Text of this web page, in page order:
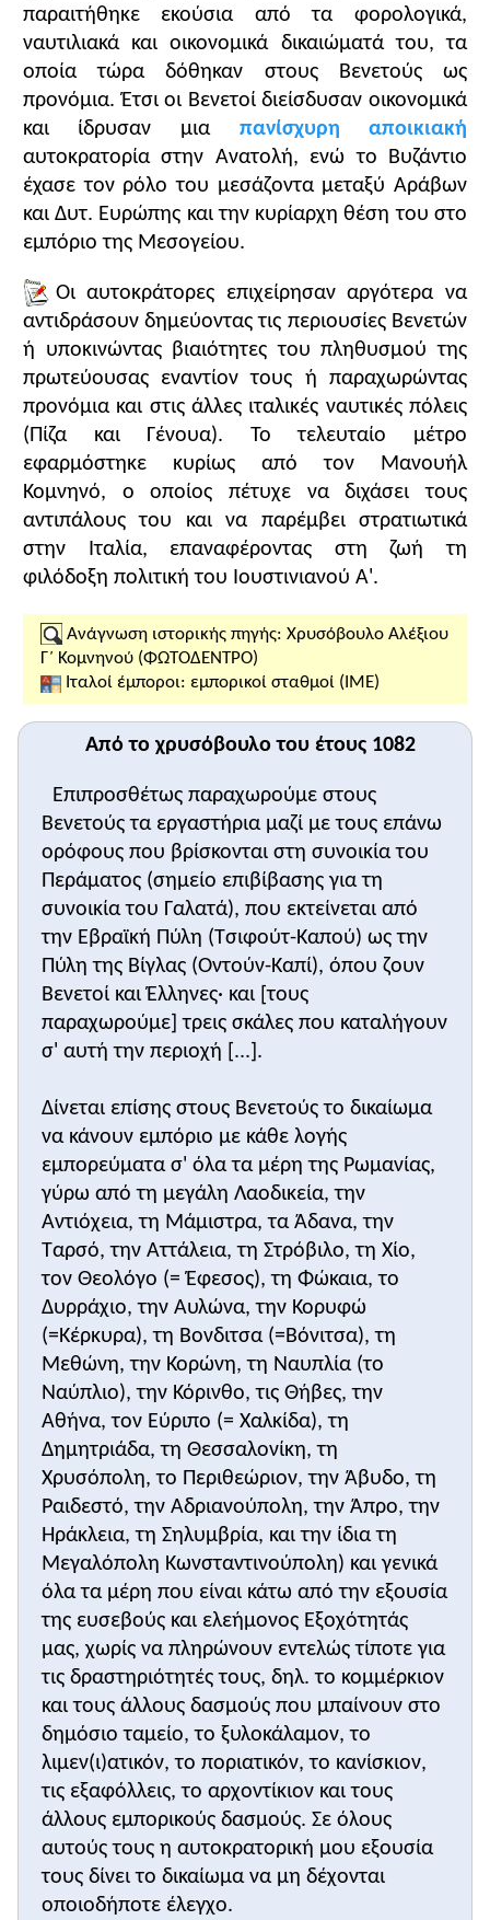
παραθέματος
, με τη βοήθεια ενός χάρτη και σε
συνδυασμό με τη σπουδή των δύο εικόνων με τους
εμπόρους και τα πλοία των Βενετών, επιτρέπει
στους μαθητές να συζητήσουν τα διάφορα
προνόμια και να εκτιμήσουν τη σημασία τους.
Φυσικά η πλήρης απαλλαγή των Βενετών από
δασμούς και φόρους στα λιμάνια της βυζαντινής
επικράτειας είναι το σημαντικότερο από όλα αυτά
τα προνόμια και κάλλιστα μπορεί να συγκριθεί με
τιςδιομολογήσεις, προνομιακές εμπορικές
συμφωνίες που υπέγραψαν οι μεγάλες
ευρωπαϊκές δυνάμεις με την Οθωμανική
Αυτοκρατορία κατά τους Νεότερους Χρόνους. Η
αρνητική σημασία που είχε για το Βυζάντιο η
συμφωνία του 1082 υπογραμμίζεται και από τα
αντίμετρα που έλαβαν οι διάδοχοι του Αλεξίου Α',
προκειμένου να περιορίσουν τη ναυτική
παντοδυναμία των Βενετών.
Τοδεύτερο μέροςτης ενότητας πραγματεύεται τα
καθέκαστα, τις αιτίες και τις ολέθριες συνέπειες
του εκκλησιαστικού Σχίσματος μεταξύ
Κωνσταντινούπολης και Ρώμης. Η ανάλυση του
δεύτερου παραθέματος
μαθητές σχετικά με τις λειτουργικές και δογματικές
διαφορές μεταξύ των δύο εκκλησιών. Ωστόσο με
τις διαφορές αυτές δεν εξαντλούνται και οι αιτίες
της ρήξης. Σ' αυτές πρέπει να προστεθούν η
εγωπαθής και αλαζονική συμπεριφορά των δύο
διαπραγματευτών, οι βαθιές διαφορές πολιτισμού,
αποξένωση μεταξύ των δύο εκκλησιών και των δύο
κόσμων, της Ανατολής και της Δύσης.
Σχολιασμός του υποστηρικτικού υλικού
Το πρώτο παράθεμαείναι απόσπασμα από τη
συνθήκη - αυτοκρατορικό χρυσόβουλο του έτους
1082, ένα επίσημο και απολύτως αξιόπιστο
έγγραφο. Έχουν χαθεί τόσο το ελληνικό πρωτότυπο
όσο και το λατινικό αντίγραφο αυτού του
εγγράφου. Το τελευταίο πάντως, προτού χαθεί, είχε
αναγνωστεί, αντιγραφεί και εκδοθεί από ερευνητές
περιεχόμενό του.
Το παρατιθέμενο εκτεταμένο απόσπασμα
αναφέρεται στην παραχώρηση προς τους Bενετούς
των εμπορικών καταστημάτων και των τριών
αποβαθρών που βρίσκονταν μεταξύ της Εβραϊκής
και της Πύλης της Bίγλας καθώς και των 32
λιμανιών, όπου οι Βενετοί μπορούσαν να
διεξάγουν ελεύθερο εμπόριο χωρίς να πληρώνουν
κανένα φόρο! Το δικαίωμα αδασμολόγητου
εμπορίου στα λιμάνια του Βυζαντίου είχε
κολοσσιαία σημασία για την οικονομική - εμπορική
γιγάντωση της Βενετίας και την οικονομική -
εμπορική αποδυνάμωση του Βυζαντινού Κράτους.
Ορισμένοι μελετητές επικρίνουν έντονα την
πολιτική αυτή, καθώς θεωρούν ότι υπονόμευσε με
μαθηματική ακρίβεια την οικονομική ζωτικότητα
της αυτοκρατορίας.
Το δεύτερο παράθεμαείναι απόσπασμα από
επιστολή του πατριάρχη Κωνσταντινουπόλεως
Μιχαήλ Κηρουλάριου προς τον πατριάρχη
Ιεροσολύμων και αναφέρεται στις, κατά την
εκτίμησή του, πλάνες των Λατίνων. Ουσιαστικά το
κείμενο αυτό συμπληρώνει το δεύτερο παράθεμα.
Επισημαίνονται με τη σειρά οι ακόλουθες πλάνες
των Λατίνων: η χρήση των αζύμων, η θεωρία για
την εκπόρευση του Αγίου Πνεύματος και εκ του
Υιού (filiοque), η αγαμία του κλήρου και η
συμμετοχή του στον πόλεμο.
Τοεικονογραφικό υλικότης διδακτικής ενότητας
αποτελείται από την εικόνα των Βενετών εμπόρων
(από μικρογραφία του χρεογράφου του έργου του
παραιτήθηκε εκούσια από τα φορολογικά,
ναυτιλιακά και οικονομικά δικαιώματά του, τα
οποία τώρα δόθηκαν στους Βενετούς ως
προνόμια. Έτσι οι Βενετοί διείσδυσαν οικονομικά
και ίδρυσαν μια πανίσχυρη αποικιακή
αυτοκρατορία στην Ανατολή, ενώ το Βυζάντιο
έχασε τον ρόλο του μεσάζοντα μεταξύ Αράβων
και Δυτ. Ευρώπης και την κυρίαρχη θέση του στο
εμπόριο της Μεσογείου.
Οι αυτοκράτορες επιχείρησαν αργότερα να
αντιδράσουν δημεύοντας τις περιουσίες Βενετών
ή υποκινώντας βιαιότητες του πληθυσμού της
πρωτεύουσας εναντίον τους ή παραχωρώντας
προνόμια και στις άλλες ιταλικές ναυτικές πόλεις
(Πίζα και Γένουα). Το τελευταίο μέτρο
εφαρμόστηκε κυρίως από τον Μανουήλ
Κομνηνό, ο οποίος πέτυχε να διχάσει τους
αντιπάλους του και να παρέμβει στρατιωτικά
στην Ιταλία, επαναφέροντας στη ζωή τη
φιλόδοξη πολιτική του Ιουστινιανού Α'.
Ανάγνωση ιστορικής πηγής: Χρυσόβουλο Αλέξιου
Γ΄ Κομνηνού (ΦΩΤΟΔΕΝΤΡΟ)
Ιταλοί έμποροι: εμπορικοί σταθμοί (ΙΜΕ)
Από το χρυσόβουλο του έτους 1082
Επιπροσθέτως παραχωρούμε στους
Βενετούς τα εργαστήρια μαζί με τους επάνω
ορόφους που βρίσκονται στη συνοικία του
Περάματος (σημείο επιβίβασης για τη
συνοικία του Γαλατά), που εκτείνεται από
την Εβραϊκή Πύλη (Τσιφούτ-Καπού) ως την
Πύλη της Βίγλας (Οντούν-Καπί), όπου ζουν
Βενετοί και Έλληνες· και [τους
παραχωρούμε] τρεις σκάλες που καταλήγουν
σ' αυτή την περιοχή [...].
Δίνεται επίσης στους Βενετούς το δικαίωμα
να κάνουν εμπόριο με κάθε λογής
εμπορεύματα σ' όλα τα μέρη της Ρωμανίας,
γύρω από τη μεγάλη Λαοδικεία, την
Αντιόχεια, τη Μάμιστρα, τα Άδανα, την
Ταρσό, την Αττάλεια, τη Στρόβιλο, τη Χίο,
τον Θεολόγο (= Έφεσος), τη Φώκαια, το
Δυρράχιο, την Αυλώνα, την Κορυφώ
(=Κέρκυρα), τη Βονδιτσα (=Βόνιτσα), τη
Μεθώνη, την Κορώνη, τη Ναυπλία (το
Ναύπλιο), την Κόρινθο, τις Θήβες, την
Αθήνα, τον Εύριπο (= Χαλκίδα), τη
Δημητριάδα, τη Θεσσαλονίκη, τη
Χρυσόπολη, το Περιθεώριον, την Άβυδο, τη
Ραιδεστό, την Αδριανούπολη, την Άπρο, την
Ηράκλεια, τη Σηλυμβρία, και την ίδια τη
Μεγαλόπολη Κωνσταντινούπολη) και γενικά
όλα τα μέρη που είναι κάτω από την εξουσία
της ευσεβούς και ελεήμονος Εξοχότητάς
μας, χωρίς να πληρώνουν εντελώς τίποτε για
τις δραστηριότητές τους, δηλ. το κομμέρκιον
και τους άλλους δασμούς που μπαίνουν στο
δημόσιο ταμείο, το ξυλοκάλαμον, το
λιμεν(ι)ατικόν, το ποριατικόν, το κανίσκιον,
τις εξαφόλλεις, το αρχοντίκιον και τους
άλλους εμπορικούς δασμούς. Σε όλους
αυτούς τους η αυτοκρατορική μου εξουσία
τους δίνει το δικαίωμα να μη δέχονται
οποιοδήποτε έλεγχο.